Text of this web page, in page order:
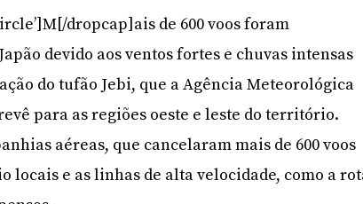
dropcap]ais de 600 voos foram
devido aos ventos fortes e chuvas intensas
do tufão Jebi, que a Agência Meteorológica
para as regiões oeste e leste do território.
aéreas, que cancelaram mais de 600 voos
locais e as linhas de alta velocidade, como a